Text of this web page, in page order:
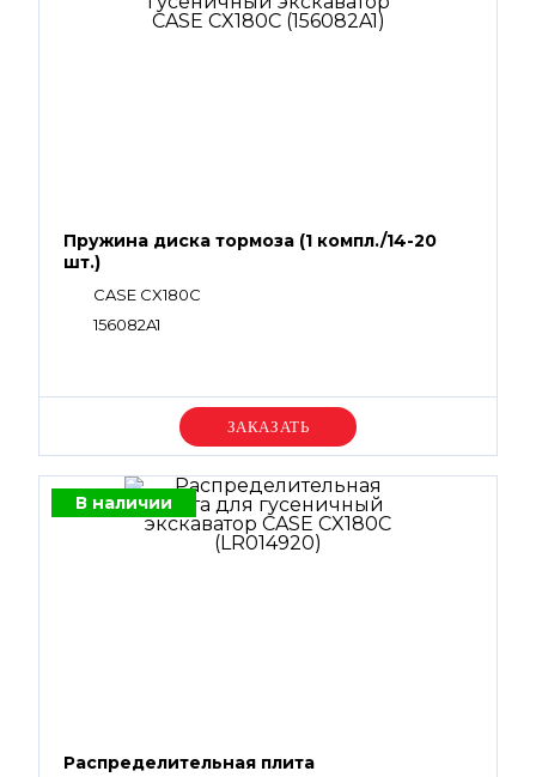
Пружина диска тормоза (1 компл./14-20
шт.)
CASE CX180C
156082A1
Уточняйте цену
В наличии
Распределительная плита